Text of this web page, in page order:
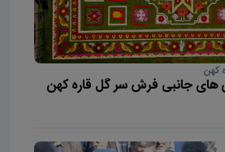
کهن
جانبی فرش سر گل قاره کهن